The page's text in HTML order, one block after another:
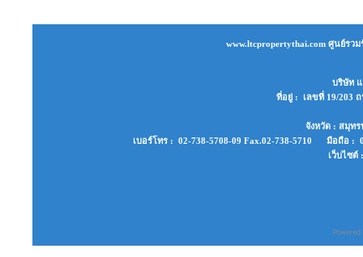
www.ltcpropertythai.com ศูนย์รว
บริษัท
ที่อยู่ : เลขที่ 19/203
จังหวัด : สมุท
เบอร์โทร : 02-738-5708-09 Fax.02-738-5710 มือถือ :
เว็บไซต์